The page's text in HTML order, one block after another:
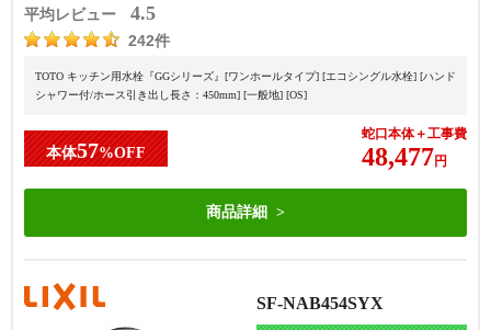
平均レビュー 4.5
242件
TOTO キッチン用水栓『GGシリーズ』[ワンホールタイプ] [エコシングル水栓] [ハンド
シャワー付/ホース引き出し長さ：450mm] [一般地] [OS]
本体57%OFF
蛇口本体＋工事費
48,477円
商品詳細
SF-NAB454SYX